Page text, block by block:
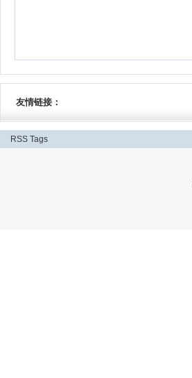
友情链接：
RSS Tags